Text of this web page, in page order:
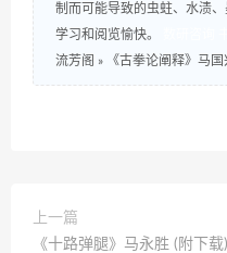
制而可能导致的虫蛀、水渍
学习和阅览愉快。
流芳阁 » 《古拳论阐释》马
上一篇
《十路弹腿》马永胜 (附下载)